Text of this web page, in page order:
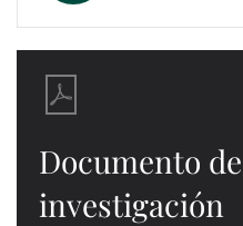
Documento
investigación